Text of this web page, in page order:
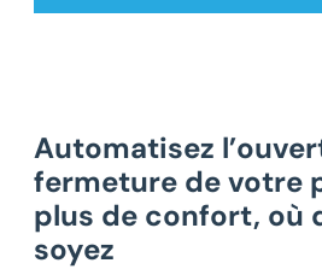
Automatisez
fermeture de votre
plus de confort, où
soyez